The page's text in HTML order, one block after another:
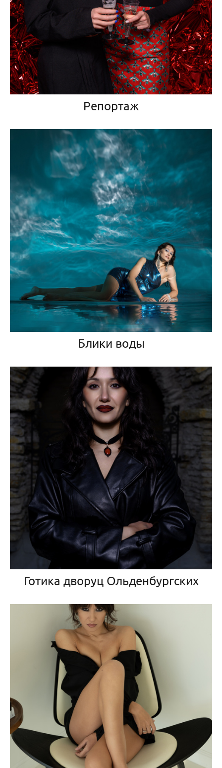
Репортаж
Блики воды
Готика дворуц Ольденбургских